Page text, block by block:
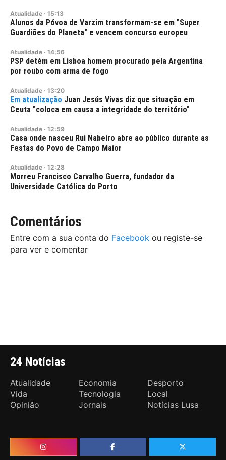
Atualidade · 15:13
Alunos da Póvoa de Varzim transformam-se em "Super
Guardiões do Planeta" e vencem concurso europeu
Atualidade · 14:56
PSP detém em Lisboa homem procurado pela Argentina
por roubo com arma de fogo
Atualidade · 13:20
Juan Jesús Vivas diz que situação em
Ceuta "coloca em causa a integridade do território"
Atualidade · 12:59
Casa onde nasceu Rui Nabeiro abre ao público durante as
Festas do Povo de Campo Maior
Atualidade · 12:28
Morreu Francisco Carvalho Guerra, fundador da
Universidade Católica do Porto
Comentários
Entre com a sua conta do Facebook ou registe-se
para ver e comentar
24 Notícias
Atualidade Economia
Desporto
Vida
Tecnologia
Local
Opinião
Jornais Notícias Lusa